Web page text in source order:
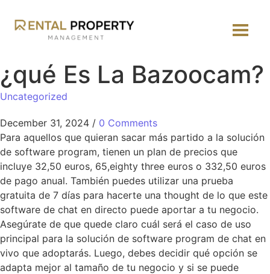
¿qué Es La Bazoocam?
Uncategorized
December 31, 2024 / 0 Comments
Para aquellos que quieran sacar más partido a la solución
de software program, tienen un plan de precios que
incluye 32,50 euros, 65,eighty three euros o 332,50 euros
de pago anual. También puedes utilizar una prueba
gratuita de 7 días para hacerte una thought de lo que este
software de chat en directo puede aportar a tu negocio.
Asegúrate de que quede claro cuál será el caso de uso
principal para la solución de software program de chat en
vivo que adoptarás. Luego, debes decidir qué opción se
adapta mejor al tamaño de tu negocio y si se puede